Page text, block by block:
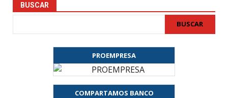
BUSCAR
BUSCAR
PROEMPRESA
COMPARTAMOS BANCO